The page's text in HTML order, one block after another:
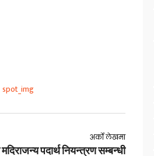
अर्को लेखमा
पदार्थ नियन्त्रण सम्बन्धी